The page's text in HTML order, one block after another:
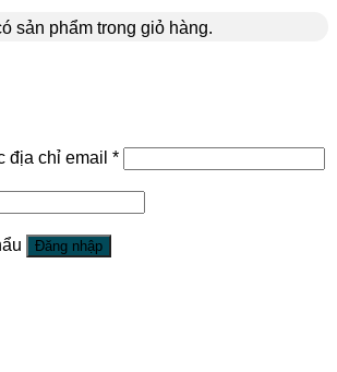
sản phẩm trong giỏ hàng.
địa chỉ email *
Đăng nhập